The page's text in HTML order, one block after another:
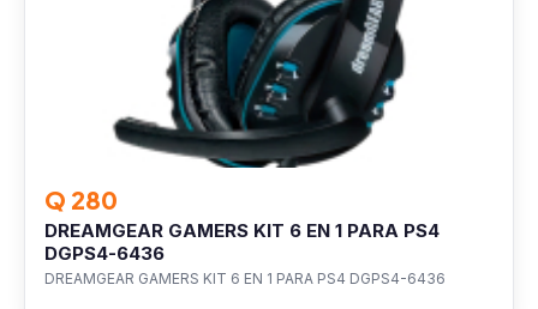
Q 280
DREAMGEAR GAMERS KIT 6 EN 1 PARA PS4
DGPS4-6436
DREAMGEAR GAMERS KIT 6 EN 1 PARA PS4 DGPS4-6436